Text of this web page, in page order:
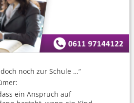
noch zur Schule …“
ein Anspruch auf